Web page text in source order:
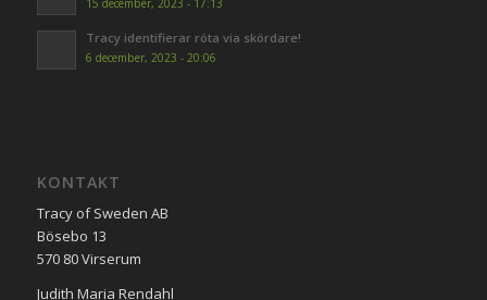
15 december, 2023 - 17:13
Tracy identifierar röta via skördare!
6 december, 2023 - 20:06
KONTAKT
Tracy of Sweden AB
Bösebo 13
570 80 Virserum
Judith Maria Rendahl